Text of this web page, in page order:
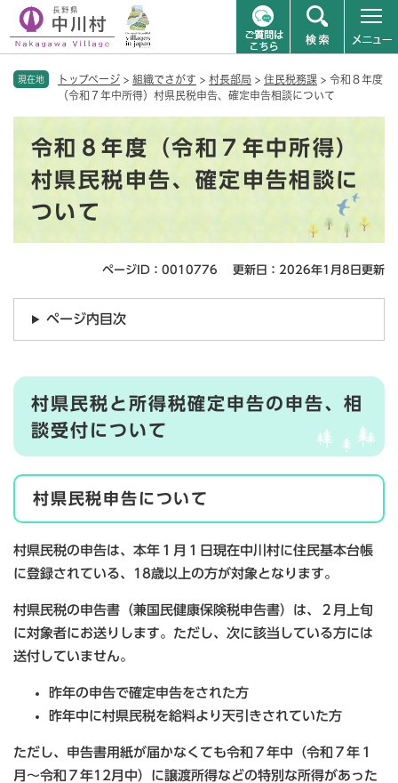
現在地 トップページ > 組織でさがす > 村長部局 > 住民税務課 > 令和８年度
（令和７年中所得）村県民税申告、確定申告相談について
令和８年度（令和７年中所得）
村県民税申告、確定申告相談に
ついて
ページID：0010776 更新日：2026年1月8日更新
ページ内目次
村県民税と所得税確定申告の申告、相
談受付について
村県民税申告について
村県民税の申告は、本年１月１日現在中川村に住民基本台帳
に登録されている、18歳以上の方が対象となります。
村県民税の申告書（兼国民健康保険税申告書）は、２月上旬
に対象者にお送りします。ただし、次に該当している方には
送付していません。
昨年の申告で確定申告をされた方
昨年中に村県民税を給料より天引きされていた方
ただし、申告書用紙が届かなくても令和７年中（令和７年１
月～令和７年12月中）に譲渡所得などの特別な所得があった